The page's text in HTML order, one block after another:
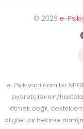
© 2026 e-
e-Psikiyatri.com bir
ziyaretçilerinin/
etmek değil,
bilgiler bir hekime